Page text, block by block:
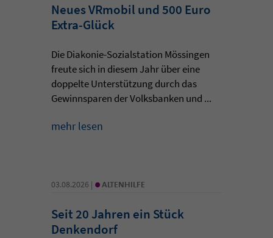
Neues VRmobil und 500 Euro
Extra-Glück
Die Diakonie-Sozialstation Mössingen
freute sich in diesem Jahr über eine
doppelte Unterstützung durch das
Gewinnsparen der Volksbanken und ...
mehr lesen
03.08.2026 | • ALTENHILFE
Seit 20 Jahren ein Stück
Denkendorf